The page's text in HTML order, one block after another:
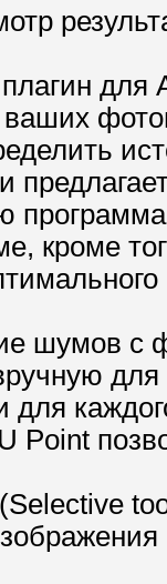
для
кроме
шумов с
для
Point